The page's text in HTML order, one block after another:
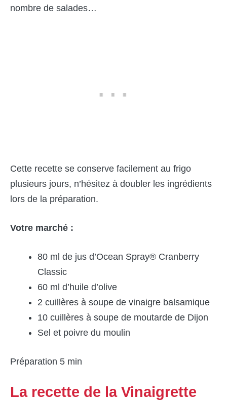
nombre de salades…
Cette recette se conserve facilement au frigo
plusieurs jours, n’hésitez à doubler les ingrédients
lors de la préparation.
Votre marché :
80 ml de jus d’Ocean Spray® Cranberry
Classic
60 ml d’huile d’olive
2 cuillères à soupe de vinaigre balsamique
10 cuillères à soupe de moutarde de Dijon
Sel et poivre du moulin
Préparation 5 min
La recette de la Vinaigrette